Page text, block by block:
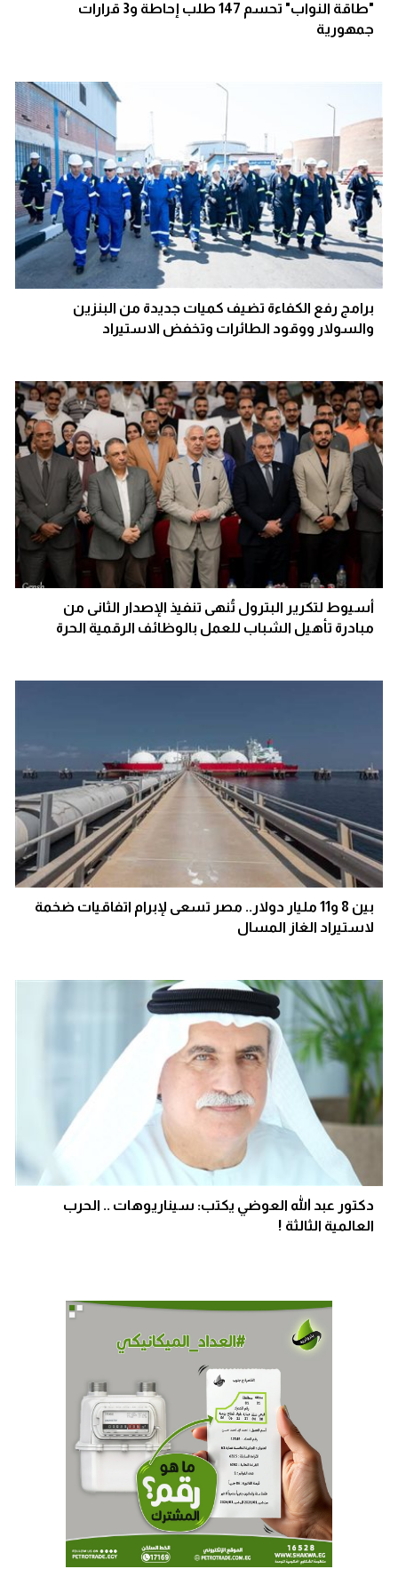
"طاقة النواب" تحسم 147 طلب إحاطة و3 قرارات
جمهورية
برامج رفع الكفاءة تضيف كميات جديدة من البنزين
والسولار ووقود الطائرات وتخفض الاستيراد
أسيوط لتكرير البترول تُنهى تنفيذ الإصدار الثانى من
مبادرة تأهيل الشباب للعمل بالوظائف الرقمية الحرة
بين 8 و11 مليار دولار.. مصر تسعى لإبرام اتفاقيات ضخمة
لاستيراد الغاز المسال
دكتور عبد الله العوضي يكتب: سيناريوهات .. الحرب
العالمية الثالثة !